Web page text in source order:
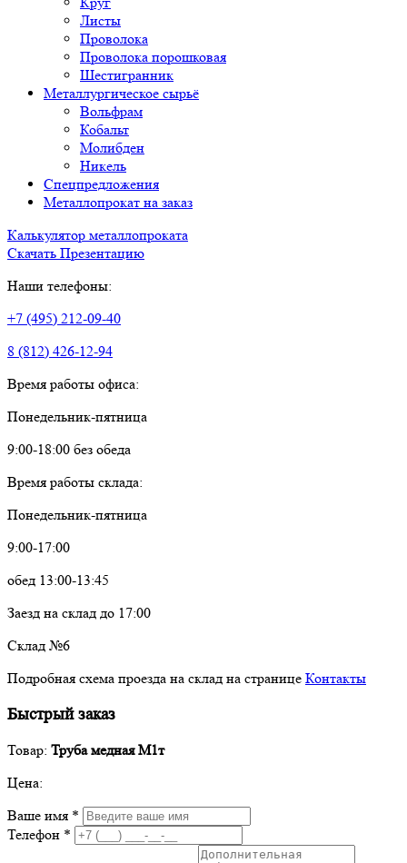
Листы
Проволока
Проволока порошковая
Шестигранник
Металлургическое сырьё
Вольфрам
Кобальт
Молибден
Никель
Спецпредложения
Металлопрокат на заказ
Калькулятор металлопроката
Скачать Презентацию
Наши телефоны:
+7 (495) 212-09-40
8 (812) 426-12-94
Время работы офиса:
Понедельник-пятница
9:00-18:00 без обеда
Время работы склада:
Понедельник-пятница
9:00-17:00
обед 13:00-13:45
Заезд на склад до 17:00
Склад №6
Подробная схема проезда на склад на странице Контакты
Быстрый заказ
Товар: Труба медная М1т
Цена:
Ваше имя *
Телефон *